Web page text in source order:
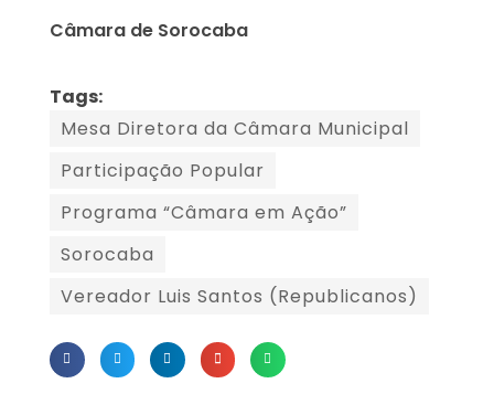
Câmara de Sorocaba
Tags:
Mesa Diretora da Câmara Municipal
Participação Popular
Programa “Câmara em Ação”
Sorocaba
Vereador Luis Santos (Republicanos)